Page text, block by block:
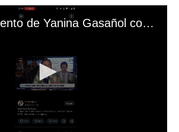
El mal momento de Yanina Gasañol con un hincha argentino en "Subrayado"